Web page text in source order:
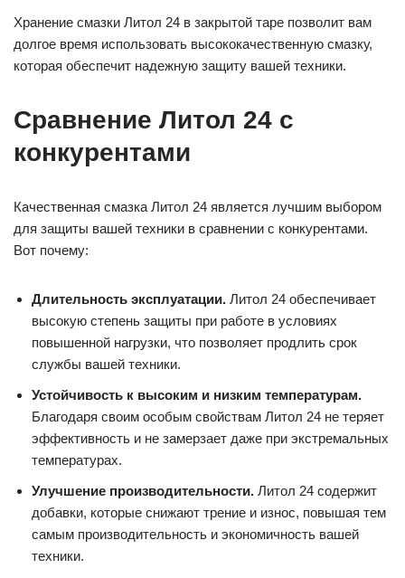
Хранение смазки Литол 24 в закрытой таре позволит вам
долгое время использовать высококачественную смазку,
которая обеспечит надежную защиту вашей техники.
Сравнение Литол 24 с
конкурентами
Качественная смазка Литол 24 является лучшим выбором
для защиты вашей техники в сравнении с конкурентами.
Вот почему:
Длительность эксплуатации. Литол 24 обеспечивает
высокую степень защиты при работе в условиях
повышенной нагрузки, что позволяет продлить срок
службы вашей техники.
Устойчивость к высоким и низким температурам.
Благодаря своим особым свойствам Литол 24 не теряет
эффективность и не замерзает даже при экстремальных
температурах.
Улучшение производительности. Литол 24 содержит
добавки, которые снижают трение и износ, повышая тем
самым производительность и экономичность вашей
техники.